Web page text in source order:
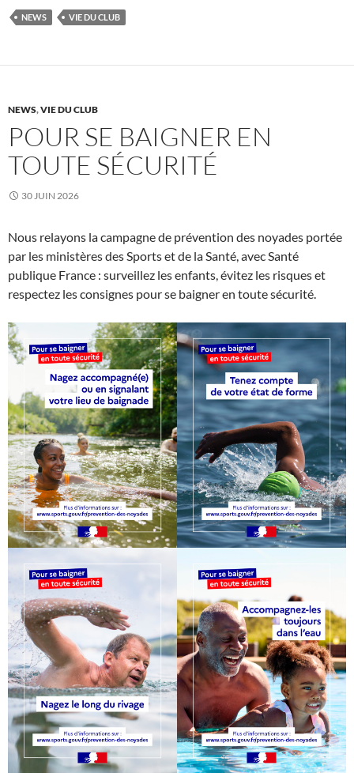
NEWS VIE DU CLUB
NEWS,VIE DU CLUB
POUR SE BAIGNER EN
TOUTE SÉCURITÉ
30 JUIN 2026
Nous relayons la campagne de prévention des noyades portée
par les ministères des Sports et de la Santé, avec Santé
publique France : surveillez les enfants, évitez les risques et
respectez les consignes pour se baigner en toute sécurité.